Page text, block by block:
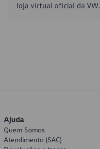
loja virtual oficial da VW.
Ajuda
Quem Somos
Atendimento (SAC)